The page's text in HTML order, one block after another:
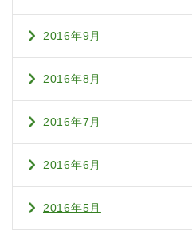
2016年9月
2016年8月
2016年7月
2016年6月
2016年5月